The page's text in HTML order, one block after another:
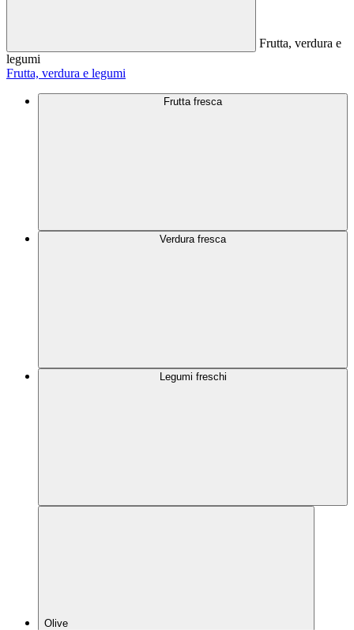
Frutta, verdura e
legumi
Frutta, verdura e legumi
Frutta fresca
Verdura fresca
Legumi freschi
Olive